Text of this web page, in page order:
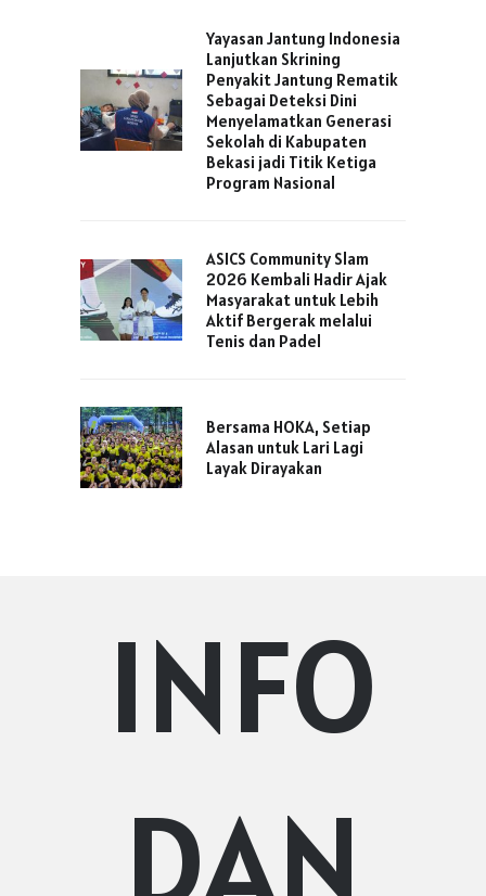
Yayasan Jantung Indonesia
Lanjutkan Skrining
Penyakit Jantung Rematik
Sebagai Deteksi Dini
Menyelamatkan Generasi
Sekolah di Kabupaten
Bekasi jadi Titik Ketiga
Program Nasional
ASICS Community Slam
2026 Kembali Hadir Ajak
Masyarakat untuk Lebih
Aktif Bergerak melalui
Tenis dan Padel
Bersama HOKA, Setiap
Alasan untuk Lari Lagi
Layak Dirayakan
INFO
DAN